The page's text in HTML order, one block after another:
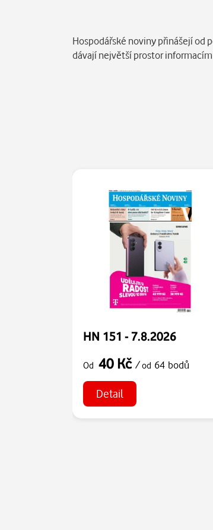
Hospodářské noviny přinášejí od
dávají největší prostor
HN 151 - 7.8.2026
Od 40 Kč /od 64 bodů
Detail